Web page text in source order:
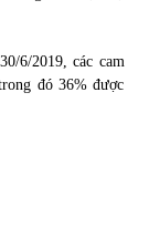
6/2019, các cam
đó 36% được